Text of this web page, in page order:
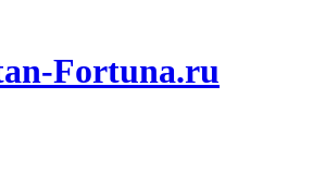
Fortuna.ru